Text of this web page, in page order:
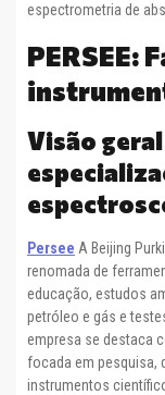
espectrometria de
PERSEE:
Visão geral
Persee A Beijing
renomada de
educação, estudos
petróleo e gás e
empresa se destaca
focada em pesquisa,
instrumentos